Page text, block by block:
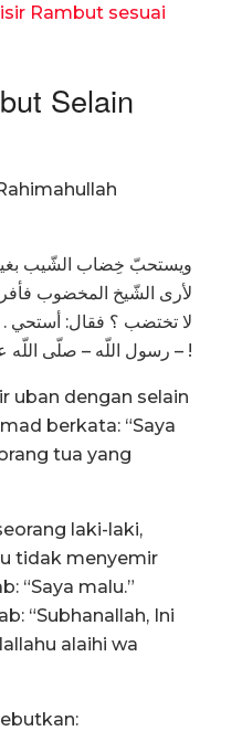
Rambut sesuai
Selain
ويستحبّ خِضاب الشّيب بغير
لأرى الشّيخ المخضوب
لا تختضب ؟ فقال: أستحي .
رسول اللّه – صلّى اللّه عليه وسلّم – !
uban dengan selain
berkata: “Saya
tua yang
laki-laki,
tidak menyemir
“Saya malu.”
“Subhanallah, Ini
alaihi wa